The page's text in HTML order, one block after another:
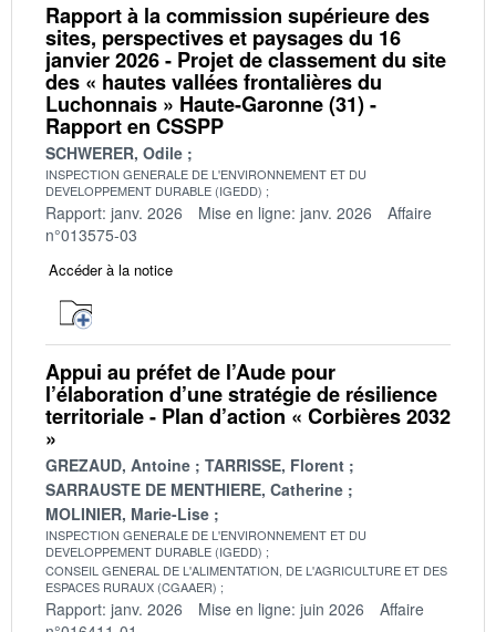
Rapport à la commission supérieure des
sites, perspectives et paysages du 16
janvier 2026 - Projet de classement du site
des « hautes vallées frontalières du
Luchonnais » Haute-Garonne (31) -
Rapport en CSSPP
SCHWERER, Odile
INSPECTION GENERALE DE L'ENVIRONNEMENT ET DU
DEVELOPPEMENT DURABLE (IGEDD)
Rapport: janv. 2026 Mise en ligne: janv. 2026
Affaire
n°013575-03
Accéder à la notice
Appui au préfet de l’Aude pour
l’élaboration d’une stratégie de résilience
territoriale - Plan d’action « Corbières 2032
»
GREZAUD, Antoine
TARRISSE, Florent
SARRAUSTE DE MENTHIERE, Catherine
MOLINIER, Marie-Lise
INSPECTION GENERALE DE L'ENVIRONNEMENT ET DU
DEVELOPPEMENT DURABLE (IGEDD)
CONSEIL GENERAL DE L'ALIMENTATION, DE L'AGRICULTURE ET DES
ESPACES RURAUX (CGAAER)
Rapport: janv. 2026 Mise en ligne: juin 2026
Affaire